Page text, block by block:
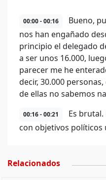
00:00 - 00:16
Bueno,
nos han engañado
principio el delegado
a ser unos 16.000,
parecer me he
decir, 30.000
de ellas no sabemos
00:16 - 00:21
Es
con objetivos políticos
Relacionados